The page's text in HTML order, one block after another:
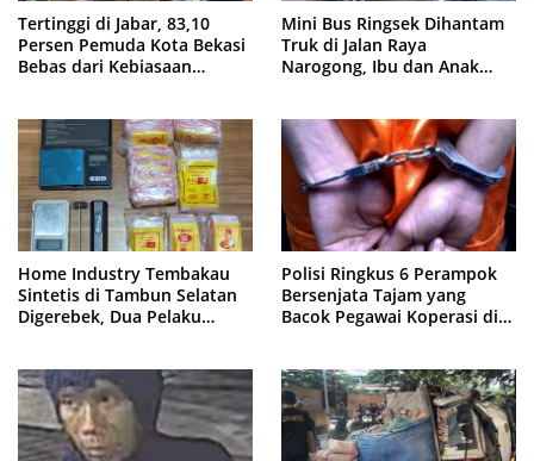
Tertinggi di Jabar, 83,10
Persen Pemuda Kota Bekasi
Bebas dari Kebiasaan
Mini Bus Ringsek Dihantam
Truk di Jalan Raya
Narogong, Ibu dan Anak
Home Industry Tembakau
Sintetis di Tambun Selatan
Digerebek, Dua Pelaku
Polisi Ringkus 6 Perampok
Bersenjata Tajam yang
Bacok Pegawai Koperasi di